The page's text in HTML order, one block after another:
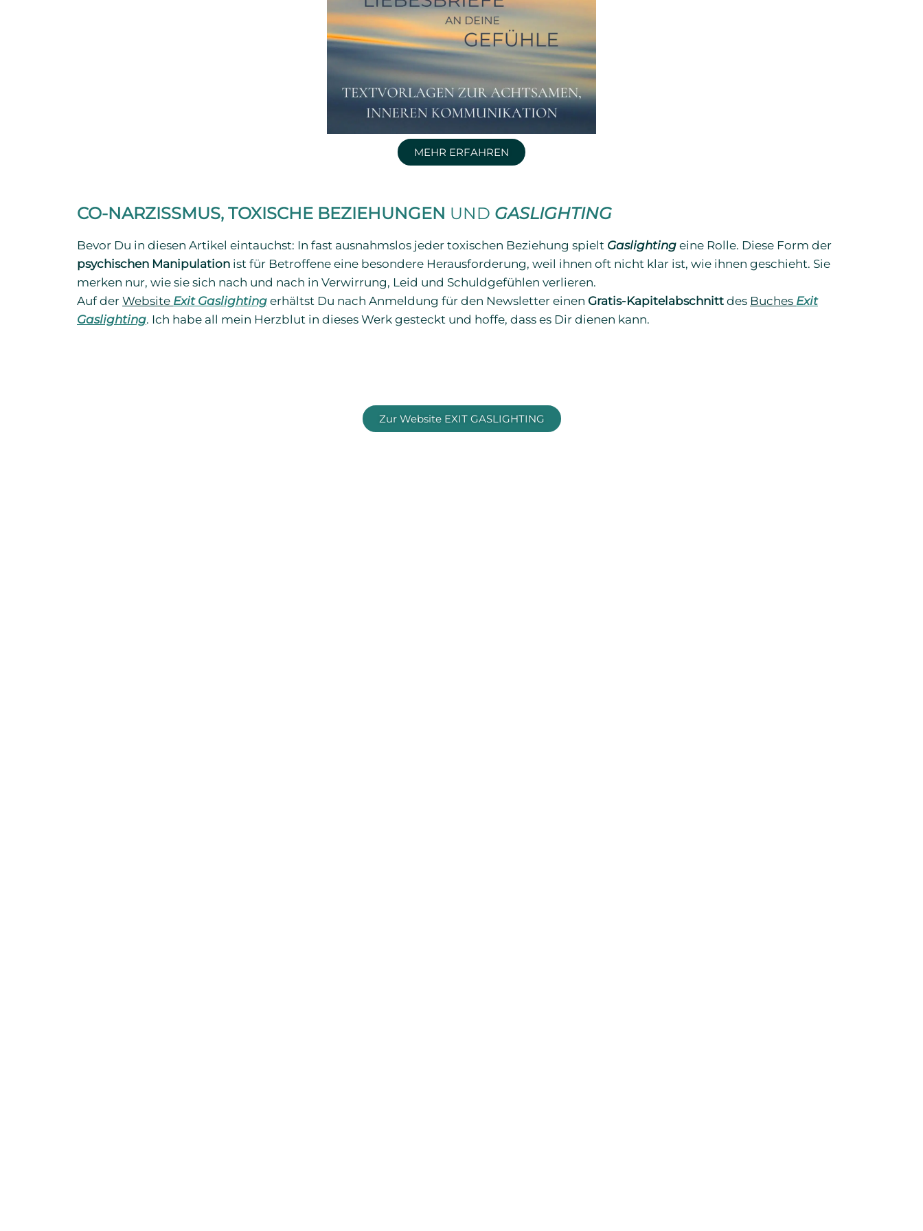
MEHR ERFAHREN
CO-NARZISSMUS, TOXISCHE BEZIEHUNGEN UND GASLIGHTING
Bevor Du in diesen Artikel eintauchst: In fast ausnahmslos jeder toxischen Beziehung spielt Gaslighting eine Rolle. Diese Form der
psychischen Manipulation ist für Betroffene eine besondere Herausforderung, weil ihnen oft nicht klar ist, wie ihnen geschieht. Sie
merken nur, wie sie sich nach und nach in Verwirrung, Leid und Schuldgefühlen verlieren.
Auf der Website Exit Gaslighting erhältst Du nach Anmeldung für den Newsletter einen Gratis-Kapitelabschnitt des Buches Exit
Gaslighting. Ich habe all mein Herzblut in dieses Werk gesteckt und hoffe, dass es Dir dienen kann.
Zur Website EXIT GASLIGHTING